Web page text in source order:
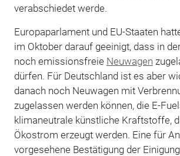
verabschiedet werde.
Europaparlament und EU-Staaten
im Oktober darauf geeinigt, dass in
noch emissionsfreie Neuwagen
dürfen. Für Deutschland ist es aber
danach noch Neuwagen mit
zugelassen werden können, die E-
klimaneutrale künstliche Kraftstoffe,
Ökostrom erzeugt werden. Eine für
vorgesehene Bestätigung der